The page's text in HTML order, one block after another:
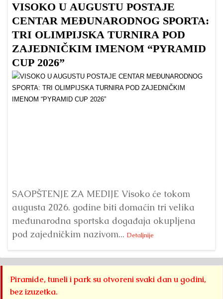
VISOKO U AUGUSTU POSTAJE
CENTAR MEĐUNARODNOG SPORTA:
TRI OLIMPIJSKA TURNIRA POD
ZAJEDNIČKIM IMENOM “PYRAMID
CUP 2026”
SAOPŠTENJE ZA MEDIJE Visoko će tokom
augusta 2026. godine biti domaćin tri velika
međunarodna sportska događaja okupljena
pod zajedničkim nazivom... Detaljnije
Piramide, tuneli i park su otvoreni svaki dan u godini,
bez izuzetka.